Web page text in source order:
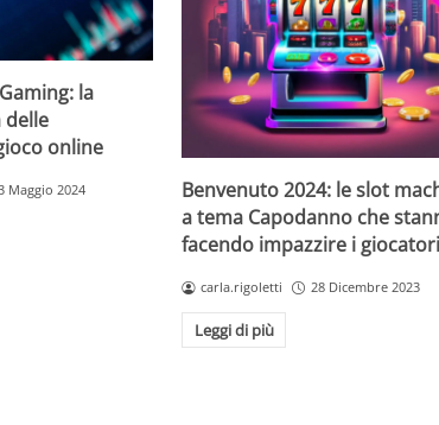
la
delle
online
Maggio 2024
Benvenuto 2024: le slot
a tema Capodanno che
facendo impazzire i giocatori
carla.rigoletti 28 Dicembre 2023
Leggi di più